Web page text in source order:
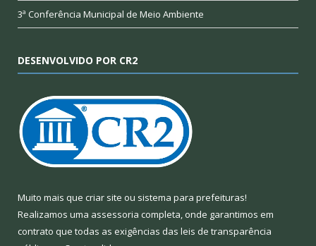
3ª Conferência Municipal de Meio Ambiente
DESENVOLVIDO POR CR2
Muito mais que criar site ou sistema para prefeituras!
Realizamos uma assessoria completa, onde garantimos em
contrato que todas as exigências das leis de transparência